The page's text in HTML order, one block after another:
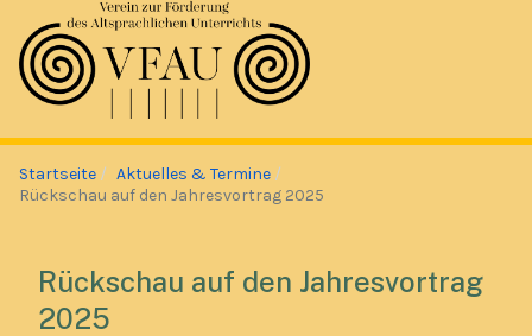
Startseite
Aktuelles & Termine
Rückschau auf den Jahresvortrag 2025
Rückschau auf den Jahresvortrag
2025